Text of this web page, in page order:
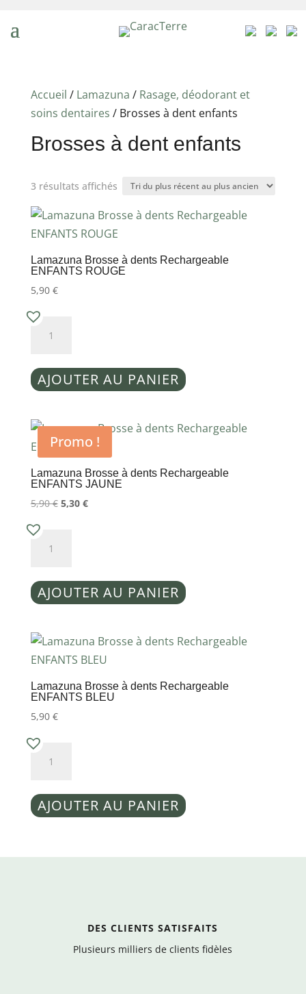
Accueil / Lamazuna / Rasage, déodorant et
soins dentaires / Brosses à dent enfants
Brosses à dent enfants
3 résultats affichésTrié
plus
récent
au
plus
Lamazuna Brosse à dents Rechargeable
ENFANTS ROUGE
5,90 €
quantité
Brosse
dents
Rechargeable
ENFANTS
ROUGE
AJOUTER AU PANIER
Promo !
Lamazuna Brosse à dents Rechargeable
ENFANTS JAUNE
5,90€ Le
5,30 €Le
quantité
Brosse
dents
Rechargeable
ENFANTS
JAUNE
AJOUTER AU PANIER
Lamazuna Brosse à dents Rechargeable
ENFANTS BLEU
5,90 €
quantité
Brosse
Rechargeable
AJOUTER AU PANIER
DES CLIENTS SATISFAITS
Plusieurs milliers de clients fidèles